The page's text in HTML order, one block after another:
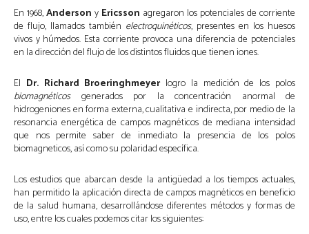
En 1968,Anderson y Ericsson agregaron los potenciales de corriente
de flujo, llamados también electroquinéticos, presentes en los huesos
vivos y húmedos. Esta corriente provoca una diferencia de potenciales
en la dirección del flujo de los distintos fluidos que tienen iones.
El Dr. Richard Broeringhmeyerlogro la medición de los polos
biomagnéticosgenerados por la concentración anormal de
hidrogeniones en forma externa, cualitativa e indirecta, por medio de la
resonancia energética de campos magnéticos de mediana intensidad
que nos permite saber de inmediato la presencia de los polos
biomagneticos, así como su polaridad específica.
Los estudios que abarcan desde la antigüedad a los tiempos actuales,
han permitido la aplicación directa de campos magnéticos en beneficio
de la salud humana, desarrollándose diferentes métodos y formas de
uso, entre los cuales podemos citar los siguientes: